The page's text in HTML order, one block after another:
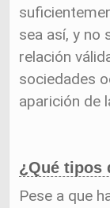
sea así, y no
relación
sociedades
aparición de
¿Qué tipos
Pese a que